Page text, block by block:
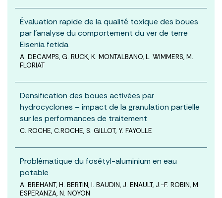
Évaluation rapide de la qualité toxique des boues
par l’analyse du comportement du ver de terre
Eisenia fetida
A. DECAMPS, G. RUCK, K. MONTALBANO, L. WIMMERS, M.
FLORIAT
Densification des boues activées par
hydrocyclones – impact de la granulation partielle
sur les performances de traitement
C. ROCHE, C.ROCHE, S. GILLOT, Y. FAYOLLE
Problématique du fosétyl-aluminium en eau
potable
A. BREHANT, H. BERTIN, I. BAUDIN, J. ENAULT, J.-F. ROBIN, M.
ESPERANZA, N. NOYON